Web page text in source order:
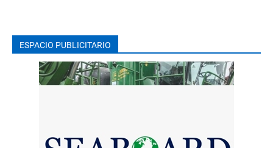
ESPACIO PUBLICITARIO